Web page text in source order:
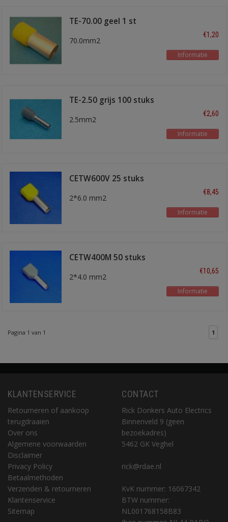
TE-70.00 geel 1 st
70.0mm2
€1,20
Informatie
TE-2.50 grijs 100 stuks
2.5mm2
€2,60
Informatie
CETW600V 25 stuks
2*6.0 mm2
€8,45
Informatie
CETW400M 50 stuks
2*4.0 mm2
€10,65
Informatie
Pagina 1 van 1 1
KLANTENSERVICE
Retourneren of aankoop
terugdraaien
Over ons
Algemene voorwaarden
Disclaimer
Privacy Policy
Betaalmethoden
Verzenden & retourneren
Klantenservice
Sitemap
CONTACT
Rick Donkers Auto Electrics
Binnenveld 9 (geen
bezoekadres)
5462 GK Veghel
rick@rdae.nl
KvK nummer: 16067342
BTW nummer:
NL001768158B83